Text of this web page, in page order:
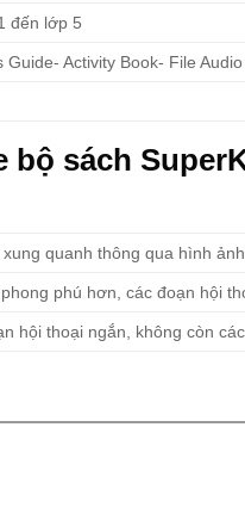
đến lớp 5
Guide- Activity Book- File Audio
bộ sách
quanh thông qua hình
phú hơn, các đoạn hội
hội thoại ngắn, không còn